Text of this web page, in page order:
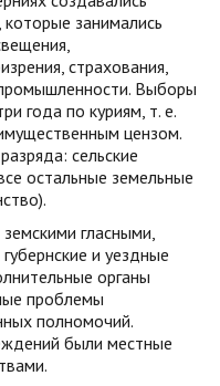
занимались
страхования,
Выборы
года по куриям, т. е.
цензом.
сельские
остальные земельные
гласными,
и уездные
органы
проблемы
полномочий.
были местные